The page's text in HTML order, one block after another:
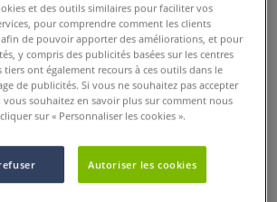
et des outils similaires pour faciliter vos
pour comprendre comment les clients
de pouvoir apporter des améliorations, et pour
y compris des publicités basées sur les centres
tiers ont également recours à ces outils dans le
de publicités. Si vous ne souhaitez pas accepter
vous souhaitez en savoir plus sur comment nous
sur « Personnaliser les cookies ».
Autoriser les cookies